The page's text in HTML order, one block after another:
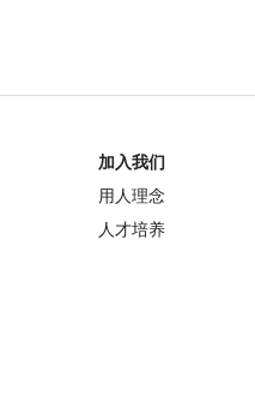
加入我们
用人理念
人才培养